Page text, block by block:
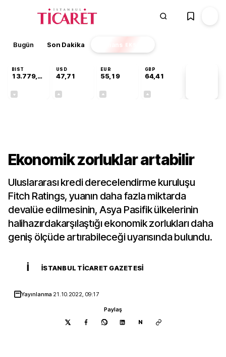
Bugün Son Dakika Finans EKSTRA
BIST
13.779,39
USD
47,71
EUR
55,19
GBP
64,41
Ekonomik zorluklar artabilir
Uluslararası kredi derecelendirme kuruluşu
Fitch Ratings, yuanın daha fazla miktarda
devalüe edilmesinin, Asya Pasifik ülkelerinin
halihazırdakarşılaştığı ekonomik zorlukları daha
geniş ölçüde artırabileceği uyarısında bulundu.
İ İSTANBUL TICARET GAZETESI
Yayınlanma 21.10.2022, 09:17
Paylaş
N